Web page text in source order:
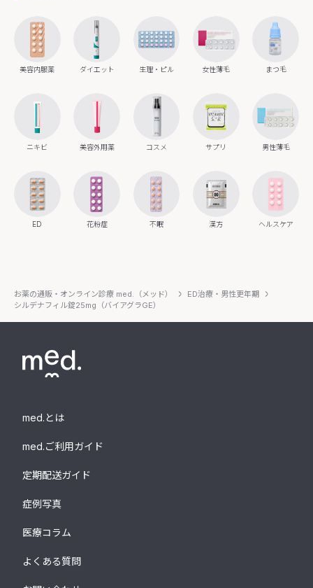
美容内服薬 ダイエット 生理・ピル 女性薄毛 まつ毛
ニキビ 美容外用薬 コスメ サプリ 男性薄毛
ED 花粉症 不眠 漢方 ヘルスケア
お薬の通販・オンライン診療 med.（メッド）
ED治療・男性更年期
シルデナフィル錠25mg（バイアグラGE）
med.とは
med.ご利用ガイド
定期配送ガイド
症例写真
医療コラム
よくある質問